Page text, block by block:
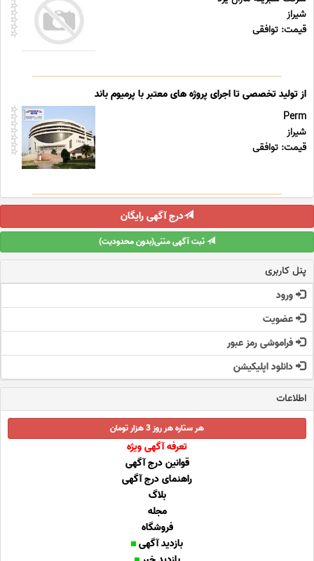
شیراز
قیمت: توافقی
از تولید تخصصی تا اجرای پروژه های معتبر با پرمیوم باند
Perm
شیراز
قیمت: توافقی
درج آگهی رایگان
ثبت آگهی متنی(بدون محدودیت)
پنل کاربری
ورود
عضویت
فراموشی رمز عبور
دانلود اپلیکیشن
اطلاعات
هر ستاره هر روز 3 هزار تومان
تعرفه آگهی ویژه
قوانین درج آگهی
راهنمای درج آگهی
بلاگ
مجله
فروشگاه
بازدید آگهی